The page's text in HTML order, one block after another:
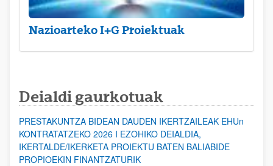
Nazioarteko I+G Proiektuak
Deialdi gaurkotuak
PRESTAKUNTZA BIDEAN DAUDEN IKERTZAILEAK EHUn
KONTRATATZEKO 2026 I EZOHIKO DEIALDIA,
IKERTALDE/IKERKETA PROIEKTU BATEN BALIABIDE
PROPIOEKIN FINANTZATURIK